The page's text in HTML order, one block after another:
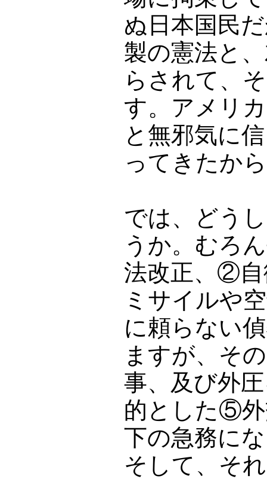
ぬ日本国民
製の憲法と
らされて、
す。アメリ
と無邪気に
ってきたか
では、どう
うか。むろ
法改正、②
ミサイルや
に頼らない
ますが、そ
事、及び外
的とした⑤
下の急務に
そして、そ